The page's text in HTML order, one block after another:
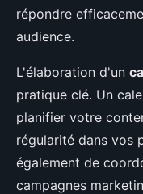
répondre
audience.
L'élaboration d'un
pratique clé. Un
planifier votre
régularité dans vos
également de
campagnes